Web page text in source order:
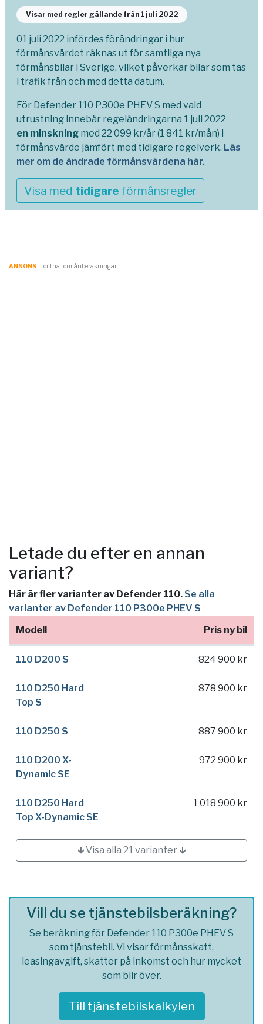
Visar med regler gällande från 1 juli 2022
01 juli 2022 infördes förändringar i hur
förmånsvärdet räknas ut för samtliga nya
förmånsbilar i Sverige, vilket påverkar bilar som tas
i trafik från och med detta datum.
För Defender 110 P300e PHEV S med vald
utrustning innebär regeländringarna 1 juli 2022
en minskning med 22 099 kr/år (1 841 kr/mån) i
förmånsvärde jämfört med tidigare regelverk. Läs
mer om de ändrade förmånsvärdena här.
Visa med tidigare förmånsregler
ANNONS- för fria förmånberäkningar
Letade du efter en annan
variant?
Här är fler varianter av Defender 110. Se alla
varianter av Defender 110 P300e PHEV S
Modell
Pris ny bil
110 D200 S 824 900 kr
110 D250 Hard
Top S
878 900 kr
110 D250 S 887 900 kr
110 D200 X-
Dynamic SE
972 900 kr
110 D250 Hard
Top X-Dynamic SE
1 018 900 kr
🡳 Visa alla 21 varianter 🡳
Vill du se tjänstebilsberäkning?
Se beräkning för Defender 110 P300e PHEV S
som tjänstebil. Vi visar förmånsskatt,
leasingavgift, skatter på inkomst och hur mycket
som blir över.
Till tjänstebilskalkylen